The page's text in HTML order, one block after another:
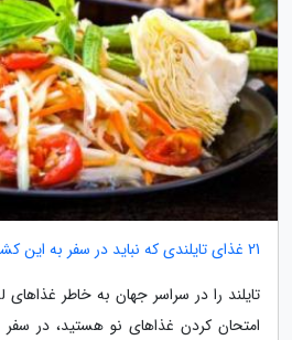
21 غذای تایلندی که نباید در سفر به این کشور از دست بدهید
تایلند را در سراسر جهان به خاطر
امتحان کردن غذاهای نو هستید، در سفر